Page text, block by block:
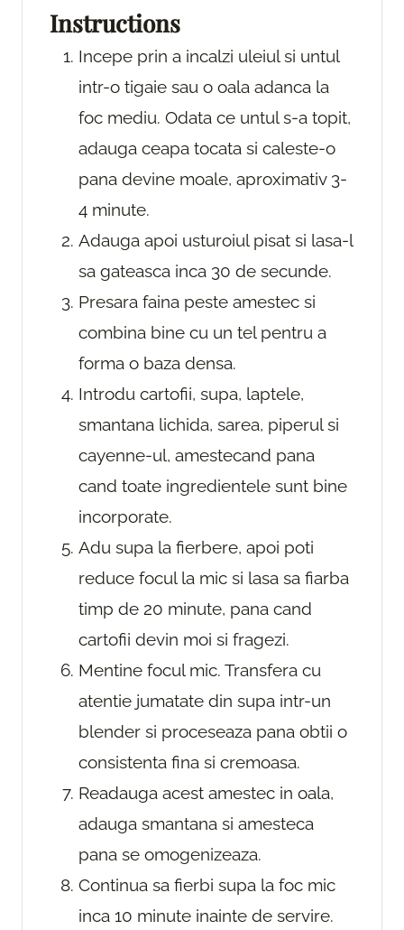
Instructions
Incepe prin a incalzi uleiul si untul
intr-o tigaie sau o oala adanca la
foc mediu. Odata ce untul s-a topit,
adauga ceapa tocata si caleste-o
pana devine moale, aproximativ 3-
4 minute.
Adauga apoi usturoiul pisat si lasa-l
sa gateasca inca 30 de secunde.
Presara faina peste amestec si
combina bine cu un tel pentru a
forma o baza densa.
Introdu cartofii, supa, laptele,
smantana lichida, sarea, piperul si
cayenne-ul, amestecand pana
cand toate ingredientele sunt bine
incorporate.
Adu supa la fierbere, apoi poti
reduce focul la mic si lasa sa fiarba
timp de 20 minute, pana cand
cartofii devin moi si fragezi.
Mentine focul mic. Transfera cu
atentie jumatate din supa intr-un
blender si proceseaza pana obtii o
consistenta fina si cremoasa.
Readauga acest amestec in oala,
adauga smantana si amesteca
pana se omogenizeaza.
Continua sa fierbi supa la foc mic
inca 10 minute inainte de servire.